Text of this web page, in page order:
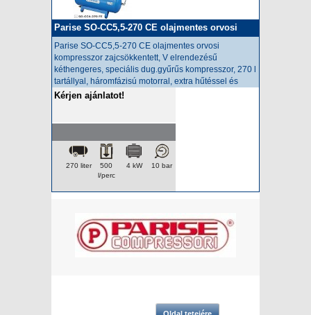
Parise SO-CC5,5-270 CE olajmentes orvosi
kompresszor
Parise SO-CC5,5-270 CE olajmentes orvosi
kompresszor zajcsökkentett, V elrendezésű
kéthengeres, speciális dug.gyűrűs kompresszor, 270 l
tartállyal, háromfázisú motorral, extra hűtéssel és
hűtveszárítóval.
Kérjen ajánlatot!
10 bar
4 kW
500
l/perc
270 liter